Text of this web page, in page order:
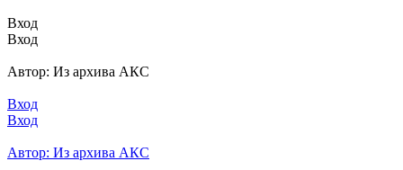
Вход
Вход
Автор: Из архива АКС
Вход
Вход
Автор: Из архива АКС